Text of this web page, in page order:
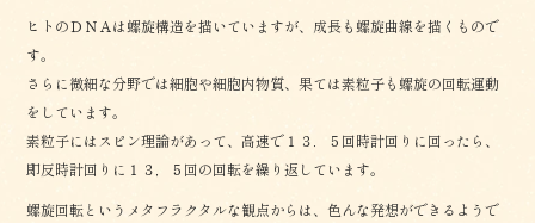
ヒトのＤＮＡは螺旋構造を描いていますが、成長も螺旋曲線を描くもので
す。
さらに微細な分野では細胞や細胞内物質、果ては素粒子も螺旋の回転運動
をしています。
素粒子にはスピン理論があって、高速で１３．５回時計回りに回ったら、
即反時計回りに１３，５回の回転を繰り返しています。
螺旋回転というメタフラクタルな観点からは、色んな発想ができるようで